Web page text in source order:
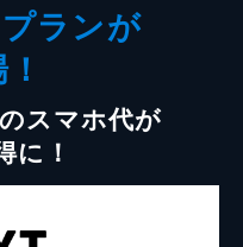
ランが
スマホ代が
に！